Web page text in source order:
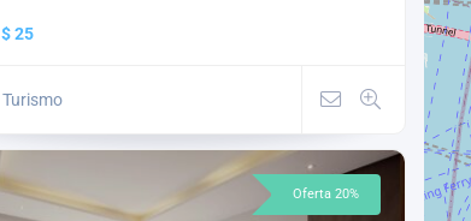
$ 25
Turismo
Oferta 20%